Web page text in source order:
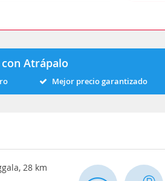
Atrápalo
Mejor precio garantizado
28 km